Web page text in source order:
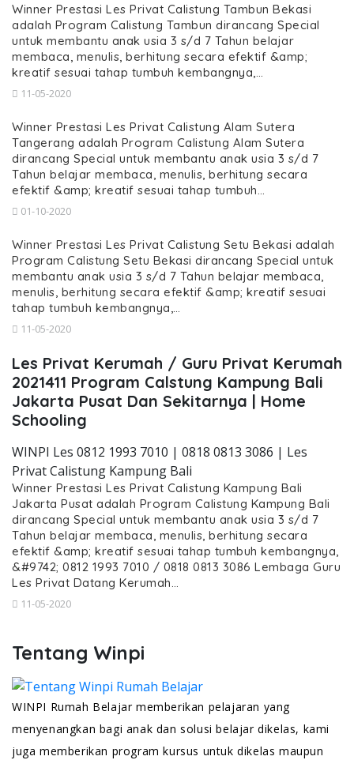
Winner Prestasi Les Privat Calistung Tambun Bekasi
adalah Program Calistung Tambun dirancang Special
untuk membantu anak usia 3 s/d 7 Tahun belajar
membaca, menulis, berhitung secara efektif &amp;
kreatif sesuai tahap tumbuh kembangnya,…
11-05-2020
Winner Prestasi Les Privat Calistung Alam Sutera
Tangerang adalah Program Calistung Alam Sutera
dirancang Special untuk membantu anak usia 3 s/d 7
Tahun belajar membaca, menulis, berhitung secara
efektif &amp; kreatif sesuai tahap tumbuh…
01-10-2020
Winner Prestasi Les Privat Calistung Setu Bekasi adalah
Program Calistung Setu Bekasi dirancang Special untuk
membantu anak usia 3 s/d 7 Tahun belajar membaca,
menulis, berhitung secara efektif &amp; kreatif sesuai
tahap tumbuh kembangnya,…
11-05-2020
Les Privat Kerumah / Guru Privat Kerumah
2021411 Program Calstung Kampung Bali
Jakarta Pusat Dan Sekitarnya | Home
Schooling
WINPI Les 0812 1993 7010 | 0818 0813 3086 | Les
Privat Calistung Kampung Bali
Winner Prestasi Les Privat Calistung Kampung Bali
Jakarta Pusat adalah Program Calistung Kampung Bali
dirancang Special untuk membantu anak usia 3 s/d 7
Tahun belajar membaca, menulis, berhitung secara
efektif &amp; kreatif sesuai tahap tumbuh kembangnya,
&#9742; 0812 1993 7010 / 0818 0813 3086 Lembaga Guru
Les Privat Datang Kerumah…
11-05-2020
Tentang Winpi
WINPI Rumah Belajar memberikan pelajaran yang
menyenangkan bagi anak dan solusi belajar dikelas, kami
juga memberikan program kursus untuk dikelas maupun